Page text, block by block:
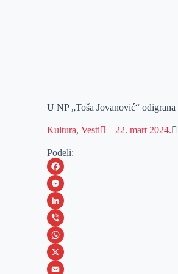
U NP „Toša Jovanović“
Kultura,Vesti 22. mart 2024.
Podeli:
F
a
c
e
b
o
M
e
s
s
e
L
i
n
k
V
i
b
W
h
X